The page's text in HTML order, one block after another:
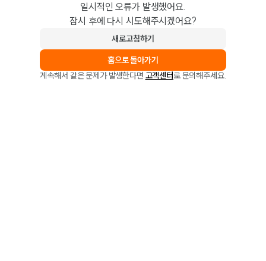
일시적인 오류가 발생했어요.
잠시 후에 다시 시도해주시겠어요?
새로고침하기
홈으로 돌아가기
계속해서 같은 문제가 발생한다면 고객센터로 문의해주세요.